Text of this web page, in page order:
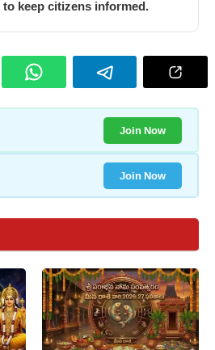
keep citizens informed.
Join Now
Join Now